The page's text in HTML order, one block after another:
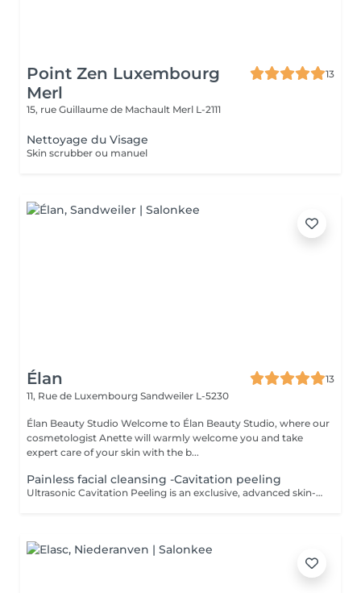
Point Zen Luxembourg
Merl
13
15, rue Guillaume de Machault Merl L-2111
Nettoyage du Visage
Skin scrubber ou manuel
Élan
13
11, Rue de Luxembourg Sandweiler L-5230
Élan Beauty Studio Welcome to Élan Beauty Studio, where our
cosmetologist Anette will warmly welcome you and take
expert care of your skin with the b...
Painless facial cleansing -Cavitation peeling
Ultrasonic Cavitation Peeling is an exclusive, advanced skin-cleansing ritual that combines cutting-edge ultrasound technology with exceptionally gentle, luxury care. The treatment delivers deep purification, instant freshness, and a visible improvement in skin quality all without irritation or downtime. Using the phenomenon of ultrasonic cavitation, microscopic air bubbles effectively remove dead skin cells, excess sebum, and impurities from the skin's surface. The result is a complexion that feels silky-smooth, perfectly cleansed, and naturally radiant. At the same time, the treatment stimulates microcirculation and supports the skin's natural regenerative processes. The Luxury Effect on Your Skin deeply cleansed, fresh, and luminous skin smoother, more refined skin texture reduced appearance of pores diminished blackheads and congestion improved firmness and elasticity enhanced absorption of active ingredients Indications skin in need of deep yet gentle cleansing sensitive and couperose-prone skin oily, combination, and problematic skin excess sebum and environmental impurities dull complexion and loss of radiance preparation of the skin for advanced skincare treatments Contraindications pregnancy pacemaker or metal implants cancer or active oncological conditions active skin inflammation or infection epilepsy recent skin damage or open wounds thrombosis The treatment is painless, comfortable, and deeply relaxing, making it an ideal luxury event-ready facial or a refined addition to an exclusive skincare program. For optimal and long-lasting results, a personalized treatment series is recommended.